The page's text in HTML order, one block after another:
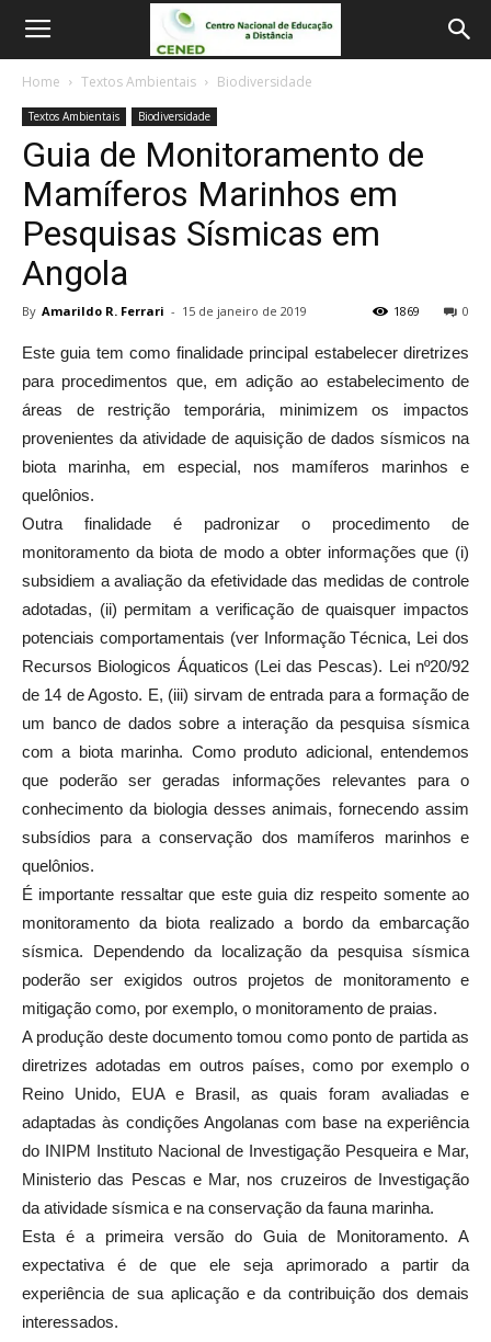
Home Textos Ambientais Biodiversidade
Textos Ambientais Biodiversidade
Guia de Monitoramento de
Mamíferos Marinhos em
Pesquisas Sísmicas em
Angola
By Amarildo R. Ferrari - 15 de janeiro de 2019 0
1869
Este guia tem como finalidade principal estabelecer diretrizes
para procedimentos que, em adição ao estabelecimento de
áreas de restrição temporária, minimizem os impactos
provenientes da atividade de aquisição de dados sísmicos na
biota marinha, em especial, nos mamíferos marinhos e
quelônios.
Outra finalidade é padronizar o procedimento de
monitoramento da biota de modo a obter informações que (i)
subsidiem a avaliação da efetividade das medidas de controle
adotadas, (ii) permitam a verificação de quaisquer impactos
potenciais comportamentais (ver Informação Técnica, Lei dos
Recursos Biologicos Áquaticos (Lei das Pescas). Lei nº20/92
de 14 de Agosto. E, (iii) sirvam de entrada para a formação de
um banco de dados sobre a interação da pesquisa sísmica
com a biota marinha. Como produto adicional, entendemos
que poderão ser geradas informações relevantes para o
conhecimento da biologia desses animais, fornecendo assim
subsídios para a conservação dos mamíferos marinhos e
quelônios.
É importante ressaltar que este guia diz respeito somente ao
monitoramento da biota realizado a bordo da embarcação
sísmica. Dependendo da localização da pesquisa sísmica
poderão ser exigidos outros projetos de monitoramento e
mitigação como, por exemplo, o monitoramento de praias.
A produção deste documento tomou como ponto de partida as
diretrizes adotadas em outros países, como por exemplo o
Reino Unido, EUA e Brasil, as quais foram avaliadas e
adaptadas às condições Angolanas com base na experiência
do INIPM Instituto Nacional de Investigação Pesqueira e Mar,
Ministerio das Pescas e Mar, nos cruzeiros de Investigação
da atividade sísmica e na conservação da fauna marinha.
Esta é a primeira versão do Guia de Monitoramento. A
expectativa é de que ele seja aprimorado a partir da
experiência de sua aplicação e da contribuição dos demais
interessados.